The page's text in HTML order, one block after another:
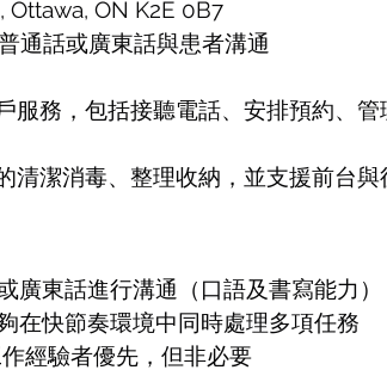
ON K2E 0B7
通話或廣東話與患者溝通
服務，包括接聽電話、安排預約、
清潔消毒、整理收納，並支援前台
廣東話進行溝通（口語及書寫能力）
在快節奏環境中同時處理多項任務
經驗者優先，但非必要